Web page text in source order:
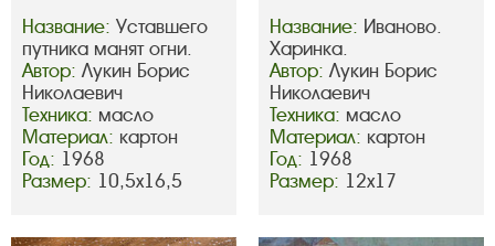
Название: Уставшего
путника манят огни.
Автор: Лукин Борис
Николаевич
Техника: масло
Материал: картон
Год: 1968
Размер: 10,5х16,5
Название: Иваново.
Харинка.
Автор: Лукин Борис
Николаевич
Техника: масло
Материал: картон
Год: 1968
Размер: 12х17